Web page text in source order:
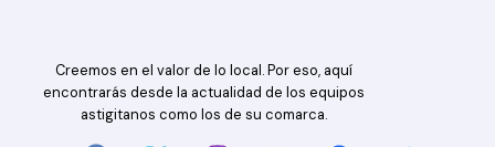
Creemos en el valor de lo local. Por eso, aquí
encontrarás desde la actualidad de los equipos
astigitanos como los de su comarca.